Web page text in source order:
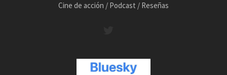
Cine de acción / Podcast / Reseñas